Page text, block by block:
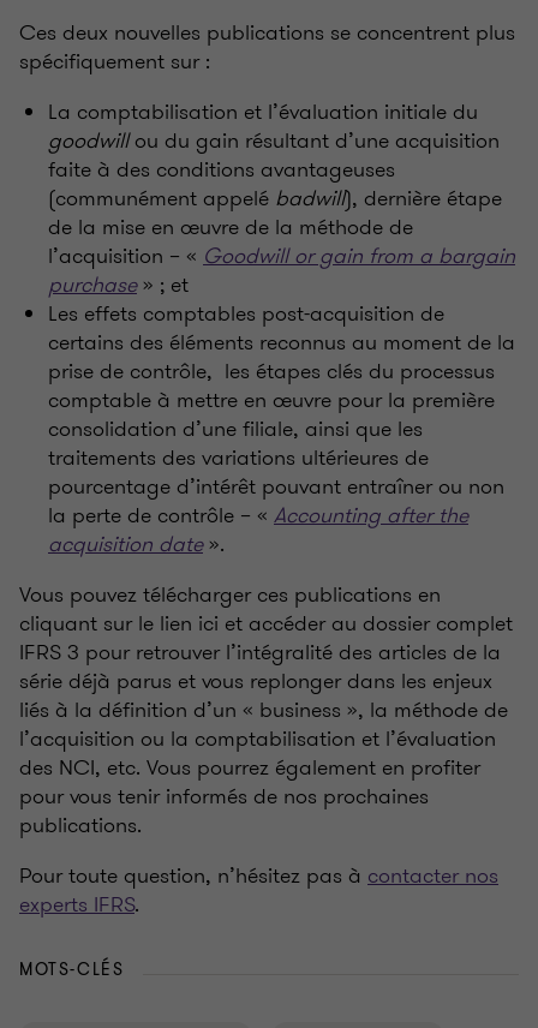
Ces deux nouvelles publications se concentrent plus
spécifiquement sur :
La comptabilisation et l’évaluation initiale du
goodwillou du gain résultant d’une acquisition
faite à des conditions avantageuses
(communément appelé badwill), dernière étape
de la mise en œuvre de la méthode de
l’acquisition – « Goodwill or gain from a bargain
purchase» ; et
Les effets comptables post-acquisition de
certains des éléments reconnus au moment de la
prise de contrôle, les étapes clés du processus
comptable à mettre en œuvre pour la première
consolidation d’une filiale, ainsi que les
traitements des variations ultérieures de
pourcentage d’intérêt pouvant entraîner ou non
la perte de contrôle – « Accounting after the
acquisition date».
Vous pouvez télécharger ces publications en
cliquant sur le lien ici et accéder au dossier complet
IFRS 3 pour retrouver l’intégralité des articles de la
série déjà parus et vous replonger dans les enjeux
liés à la définition d’un « business », la méthode de
l’acquisition ou la comptabilisation et l’évaluation
des NCI, etc. Vous pourrez également en profiter
pour vous tenir informés de nos prochaines
publications.
Pour toute question, n’hésitez pas à contacter nos
experts IFRS.
MOTS-CLÉS